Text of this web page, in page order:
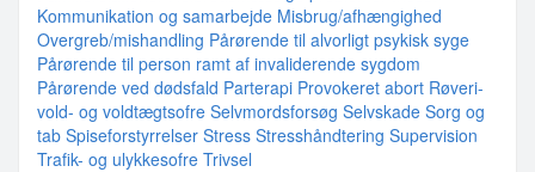
Kommunikation og samarbejde Misbrug/afhængighed
Overgreb/mishandling Pårørende til alvorligt psykisk syge
Pårørende til person ramt af invaliderende sygdom
Pårørende ved dødsfald Parterapi Provokeret abort Røveri-
vold- og voldtægtsofre Selvmordsforsøg Selvskade Sorg og
tab Spiseforstyrrelser Stress Stresshåndtering Supervision
Trafik- og ulykkesofre Trivsel